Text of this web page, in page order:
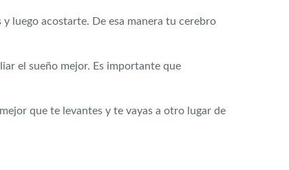
luego acostarte. De esa manera tu cerebro
el sueño mejor. Es importante que
que te levantes y te vayas a otro lugar de